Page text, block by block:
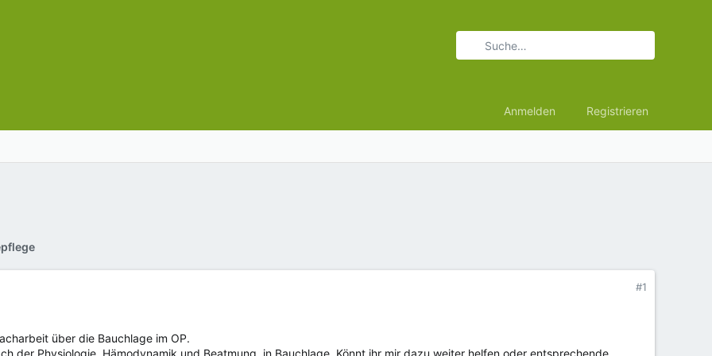
Anmelden Registrieren
#1
über die Bauchlage im OP.
der Physiologie, Hämodynamik und Beatmung, in Bauchlage. Könnt ihr mir dazu weiter helfen oder entsprechende